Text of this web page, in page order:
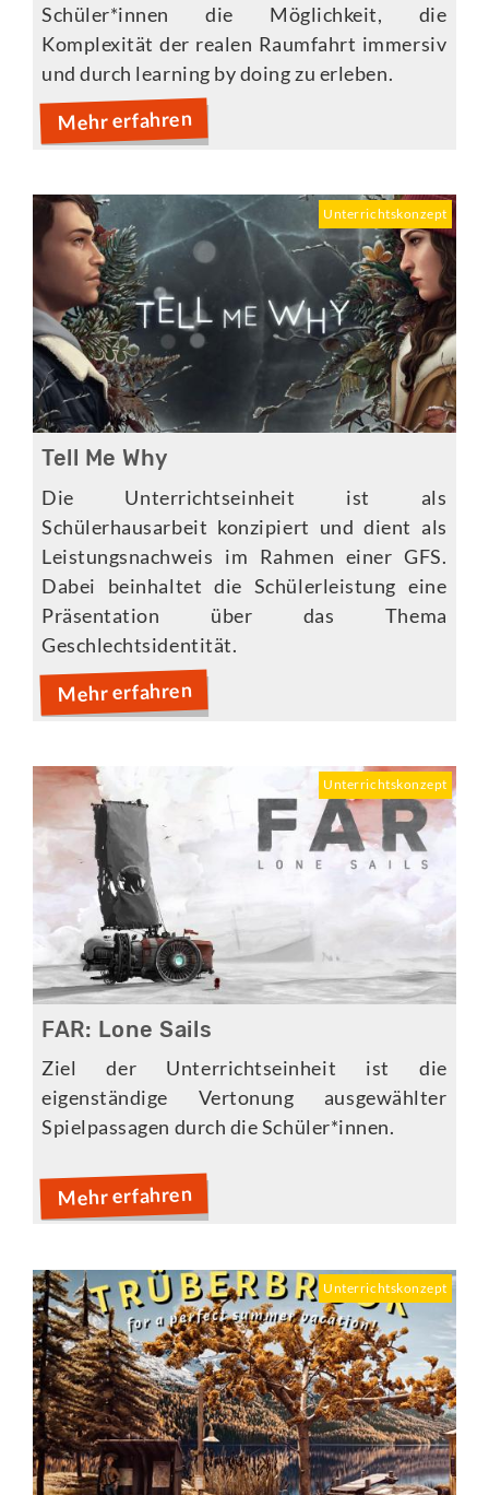
Schüler*innen die Möglichkeit, die
Komplexität der realen Raumfahrt immersiv
und durch learning by doing zu erleben.
Mehr erfahren
Unterrichtskonzept
Tell Me Why
Die Unterrichtseinheit ist als
Schülerhausarbeit konzipiert und dient als
Leistungsnachweis im Rahmen einer GFS.
Dabei beinhaltet die Schülerleistung eine
Präsentation über das Thema
Geschlechtsidentität.
Mehr erfahren
Unterrichtskonzept
FAR: Lone Sails
Ziel der Unterrichtseinheit ist die
eigenständige Vertonung ausgewählter
Spielpassagen durch die Schüler*innen.
Mehr erfahren
Unterrichtskonzept